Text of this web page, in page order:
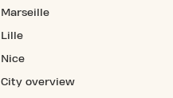
Marseille
Lille
Nice
City overview